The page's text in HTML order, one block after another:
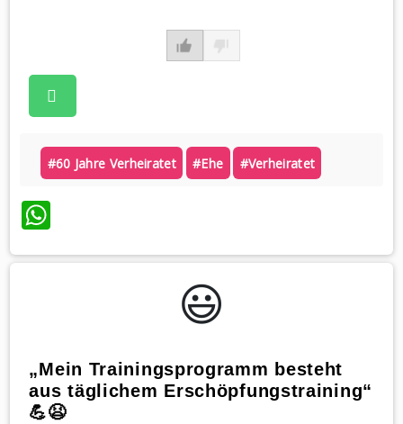
#60 Jahre Verheiratet #ehe #verheiratet
WhatsApp
😃️
„Mein Trainingsprogramm besteht
aus täglichem Erschöpfungstraining“
💪😫